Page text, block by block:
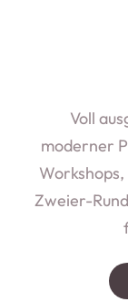
Voll
moderner
Zweier-